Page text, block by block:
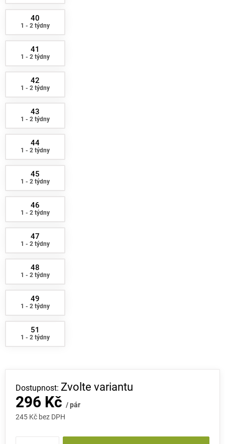
40
1 - 2 týdny
41
1 - 2 týdny
42
1 - 2 týdny
43
1 - 2 týdny
44
1 - 2 týdny
45
1 - 2 týdny
46
1 - 2 týdny
47
1 - 2 týdny
48
1 - 2 týdny
49
1 - 2 týdny
51
1 - 2 týdny
296 Kč / pár
245 Kč bez DPH
Měrná
Zvolte variantu